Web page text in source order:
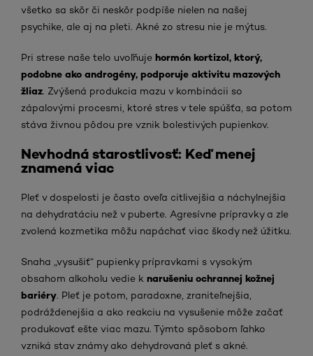
všetko sa skôr či neskôr podpíše nielen na našej
psychike, ale aj na pleti. Akné zo stresu nie je mýtus.
Pri strese naše telo uvoľňuje hormón kortizol, ktorý,
podobne ako androgény, podporuje aktivitu mazových
žliaz. Zvýšená produkcia mazu v kombinácii so
zápalovými procesmi, ktoré stres v tele spúšťa, sa potom
stáva živnou pôdou pre vznik bolestivých pupienkov.
Nevhodná starostlivosť: Keď menej
znamená viac
Pleť v dospelosti je často oveľa citlivejšia a náchylnejšia
na dehydratáciu než v puberte. Agresívne prípravky a zle
zvolená kozmetika môžu napáchať viac škody než úžitku.
Snaha „vysušiť“ pupienky prípravkami s vysokým
obsahom alkoholu vedie k narušeniu ochrannej kožnej
bariéry. Pleť je potom, paradoxne, zraniteľnejšia,
podráždenejšia a ako reakciu na vysušenie môže začať
produkovať ešte viac mazu. Týmto spôsobom ľahko
vzniká stav známy ako dehydrovaná pleť s akné.